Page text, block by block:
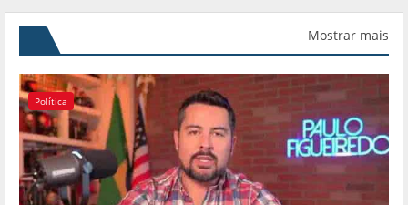
Mostrar mais
Política